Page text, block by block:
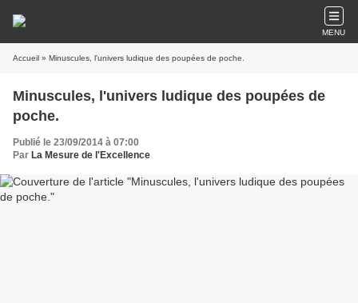
MENU
Accueil » Minuscules, l'univers ludique des poupées de poche.
Minuscules, l'univers ludique des poupées de
poche.
Publié le 23/09/2014 à 07:00
Par La Mesure de l'Excellence